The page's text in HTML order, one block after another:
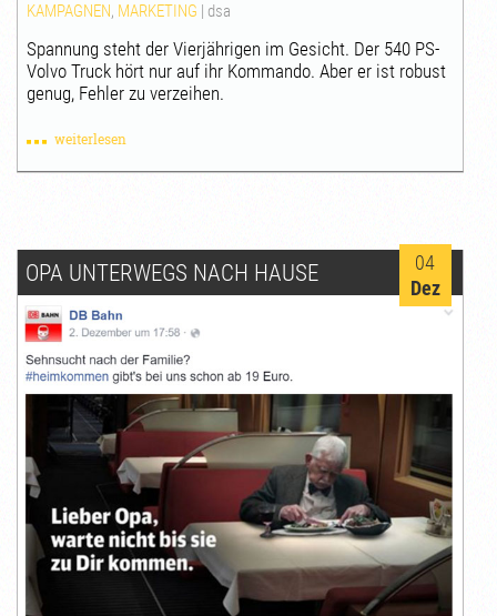
KAMPAGNEN, MARKETING dsa
Spannung steht der Vierjährigen im Gesicht. Der 540 PS-
Volvo Truck hört nur auf ihr Kommando. Aber er ist robust
genug, Fehler zu verzeihen.
weiterlesen
OPA UNTERWEGS NACH HAUSE
04
Dez